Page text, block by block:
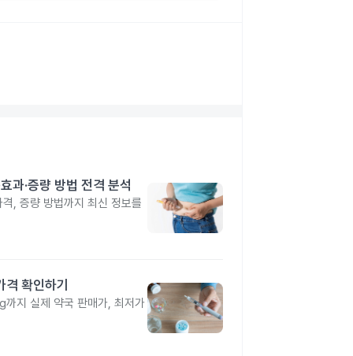
·증량 방법 전격 분석
, 증량 방법까지 최신 정보를
확인하기
지 실제 약국 판매가, 최저가